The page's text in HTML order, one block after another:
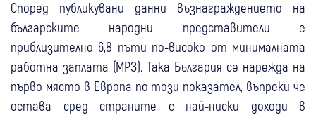
Според публикувани данни възнаграждението на
българските народни представители е
приблизително 6,8 пъти по-високо от минималната
работна заплата (МРЗ). Така България се нарежда на
първо място в Европа по този показател, въпреки че
остава сред страните с най-ниски доходи в